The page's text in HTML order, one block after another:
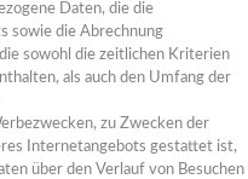
Daten, die die
sowie die Abrechnung
sowohl die zeitlichen Kriterien
als auch den Umfang der
zu Zwecken der
Internetangebots gestattet ist,
über den Verlauf von Besuchen